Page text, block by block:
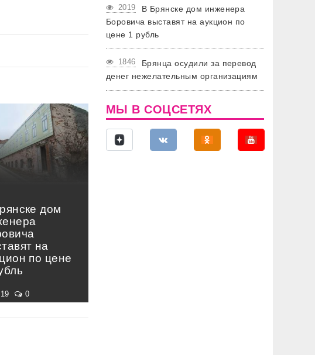
дом
на
по цене
0
2019
В Брянске дом инженера
Боровича выставят на аукцион по
цене 1 рубль
1846
Брянца осудили за перевод
денег нежелательным организациям
МЫ В СОЦСЕТЯХ